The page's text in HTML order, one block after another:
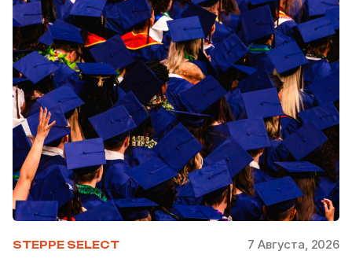
STEPPE SELECT 7 Августа, 2026